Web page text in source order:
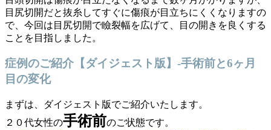
目尻切開だと抜糸してすぐに傷痕が目立ちにくくなりますの
で、今回は目尻切開で瞼裂幅を広げて、目の開きを良くする
ことを目指しました。
症例のご紹介【ダイジェスト版】-手術前と6ヶ月
目の変化
まずは、ダイジェスト版でご紹介いたします。
２０代女性の手術前のご状態です。